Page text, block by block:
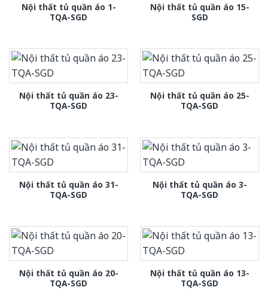
Nội thất tủ quần áo 1-
TQA-SGD
Nội thất tủ quần áo 15-
SGD
Nội thất tủ quần áo 23-
TQA-SGD
Nội thất tủ quần áo 25-
TQA-SGD
Nội thất tủ quần áo 31-
TQA-SGD
Nội thất tủ quần áo 3-
TQA-SGD
Nội thất tủ quần áo 20-
TQA-SGD
Nội thất tủ quần áo 13-
TQA-SGD